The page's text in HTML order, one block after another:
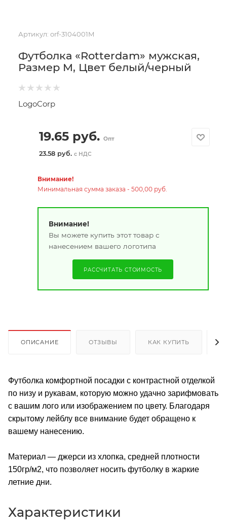
Артикул: orf-3104001M
Футболка «Rotterdam» мужская,
Размер M, Цвет белый/черный
LogoCorp
19.65руб. Опт
23.58 руб. с НДС
Внимание!
Минимальная сумма заказа - 500,00 руб.
Внимание!
Вы можете купить этот товар с
нанесением вашего логотипа
РАССЧИТАТЬ СТОИМОСТЬ
ОПИСАНИЕ ОТЗЫВЫ КАК КУПИТЬ
Футболка комфортной посадки с контрастной отделкой
по низу и рукавам, которую можно удачно зарифмовать
с вашим лого или изображением по цвету. Благодаря
скрытому лейблу все внимание будет обращено к
вашему нанесению.
Материал — джерси из хлопка, средней плотности
150гр/м2, что позволяет носить футболку в жаркие
летние дни.
Характеристики